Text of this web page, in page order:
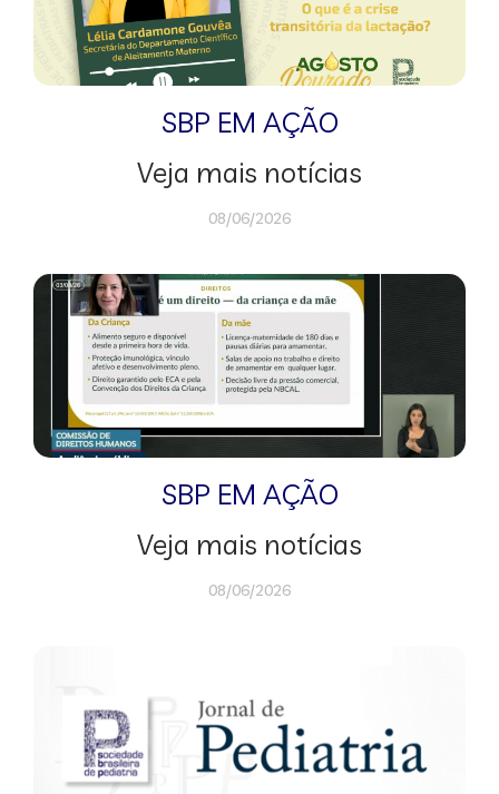
SBP EM AÇÃO
Veja mais notícias
08/06/2026
SBP EM AÇÃO
Veja mais notícias
08/06/2026